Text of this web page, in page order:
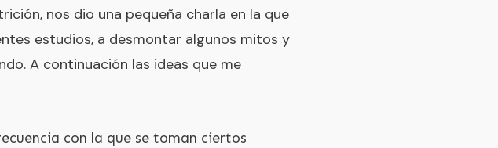
nos dio una pequeña charla en la que
estudios, a desmontar algunos mitos y
A continuación las ideas que me
con la que se toman ciertos